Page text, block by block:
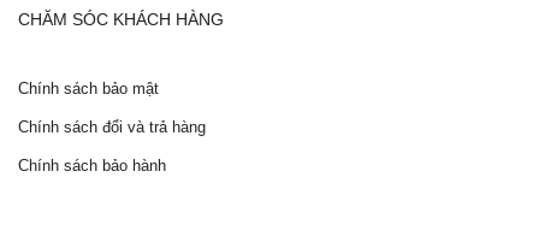
CHĂM SÓC KHÁCH HÀNG
Chính sách bảo mật
Chính sách đổi và trả hàng
Chính sách bảo hành